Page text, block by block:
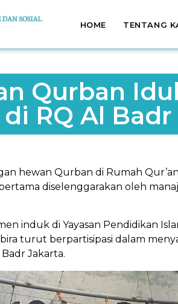
HOME TENTANG
Qurban
RQ Al Badr
hewan Qurban di Rumah
diselenggarakan oleh
induk di Yayasan Pendidikan
turut berpartisipasi dalam
Jakarta.